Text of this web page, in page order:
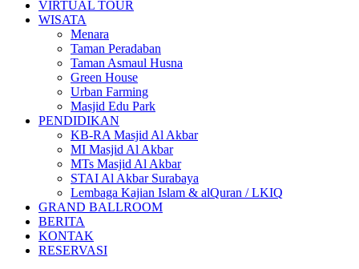
VIRTUAL TOUR
WISATA
Menara
Taman Peradaban
Taman Asmaul Husna
Green House
Urban Farming
Masjid Edu Park
PENDIDIKAN
KB-RA Masjid Al Akbar
MI Masjid Al Akbar
MTs Masjid Al Akbar
STAI Al Akbar Surabaya
Lembaga Kajian Islam & alQuran / LKIQ
GRAND BALLROOM
BERITA
KONTAK
RESERVASI